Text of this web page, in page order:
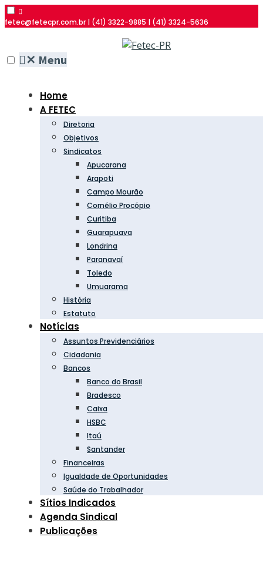
fetec@fetecpr.com.br | (41) 3322-9885 | (41) 3324-5636
✕ Menu
Home
A FETEC
Diretoria
Objetivos
Sindicatos
Apucarana
Arapoti
Campo Mourão
Cornélio Procópio
Curitiba
Guarapuava
Londrina
Paranavaí
Toledo
Umuarama
História
Estatuto
Notícias
Assuntos Previdenciários
Cidadania
Bancos
Banco do Brasil
Bradesco
Caixa
HSBC
Itaú
Santander
Financeiras
Igualdade de Oportunidades
Saúde do Trabalhador
Sítios Indicados
Agenda Sindical
Publicações